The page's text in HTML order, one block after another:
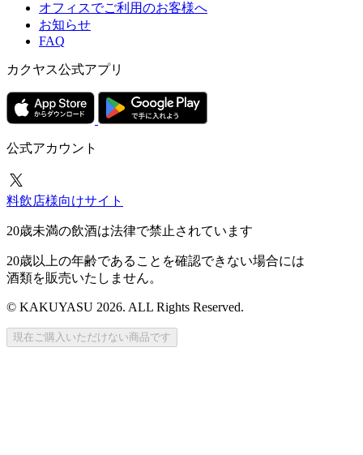
オフィスでご利用のお客様へ
お知らせ
FAQ
カクヤス公式アプリ
公式アカウント
料飲店様向けサイト
20歳未満の飲酒は法律で禁止されています
20歳以上の年齢であることを確認できない場合には
酒類を販売いたしません。
© KAKUYASU 2026. ALL Rights Reserved.
現在ご購入いただけない商品です